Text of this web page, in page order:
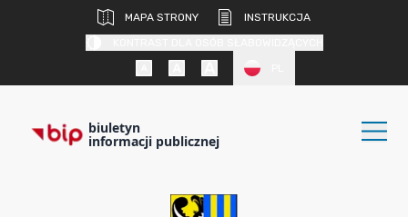
MAPA STRONY
INSTRUKCJA
biuletyn
informacji publicznej